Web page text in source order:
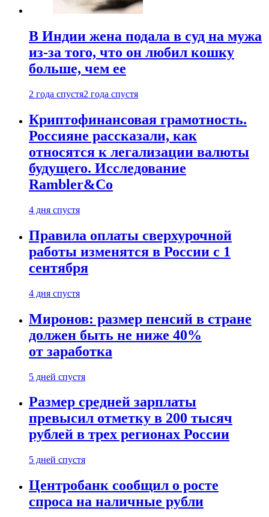
В Индии жена подала в суд на мужа
из-за того, что он любил кошку
больше, чем ее
2 года спустя2 года спустя
Криптофинансовая грамотность.
Россияне рассказали, как
относятся к легализации валюты
будущего. Исследование
Rambler&Co
4 дня спустя
Правила оплаты сверхурочной
работы изменятся в России с 1
сентября
4 дня спустя
Миронов: размер пенсий в стране
должен быть не ниже 40%
от заработка
5 дней спустя
Размер средней зарплаты
превысил отметку в 200 тысяч
рублей в трех регионах России
5 дней спустя
Центробанк сообщил о росте
спроса на наличные рубли